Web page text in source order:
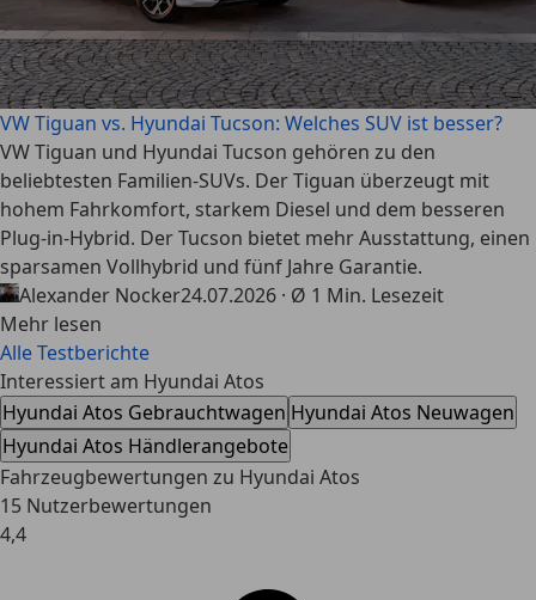
VW Tiguan vs. Hyundai Tucson: Welches SUV ist besser?
VW Tiguan und Hyundai Tucson gehören zu den
beliebtesten Familien-SUVs. Der Tiguan überzeugt mit
hohem Fahrkomfort, starkem Diesel und dem besseren
Plug-in-Hybrid. Der Tucson bietet mehr Ausstattung, einen
sparsamen Vollhybrid und fünf Jahre Garantie.
Alexander Nocker24.07.2026 · Ø 1 Min. Lesezeit
Mehr lesen
Alle Testberichte
Interessiert am Hyundai Atos
Hyundai Atos Gebrauchtwagen Hyundai Atos Neuwagen
Hyundai Atos Händlerangebote
Fahrzeugbewertungen zu Hyundai Atos
15 Nutzerbewertungen
4,4